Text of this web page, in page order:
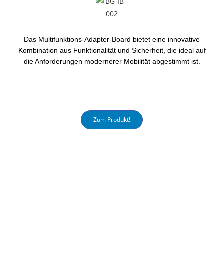
Das Multifunktions-Adapter-Board bietet eine innovative
Kombination aus Funktionalität und Sicherheit, die ideal auf
die Anforderungen modernerer Mobilität abgestimmt ist.
Zum Produkt!